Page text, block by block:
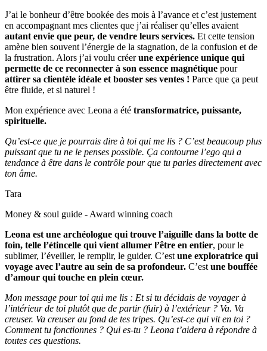
J’ai le bonheur d’être bookée des mois à l’avance et c’est justement
en accompagnant mes clientes que j’ai réaliser qu’elles avaient
autant envie que peur, de vendre leurs services. Et cette tension
amène bien souvent l’énergie de la stagnation, de la confusion et de
la frustration. Alors j’ai voulu créerune expérience unique qui
permette de ce reconnecter à son essence magnétique pour
attirer sa clientèle idéale et booster ses ventes ! Parce que ça peut
être fluide, et si naturel !
Mon expérience avec Leona a été transformatrice, puissante,
spirituelle.
Qu’est-ce que je pourrais dire à toi qui me lis ? C’est beaucoup plus
puissant que tu ne le penses possible. Ça contourne l’ego qui a
tendance à être dans le contrôle pour que tu parles directement avec
ton âme.
Tara
Money & soul guide - Award winning coach
Leona est une archéologue qui trouve l’aiguille dans la botte de
foin, telle l’étincelle qui vient allumer l’être en entier, pour le
sublimer, l’éveiller, le remplir, le guider. C’est une exploratrice qui
voyage avec l’autre au sein de sa profondeur. C’est une bouffée
d’amour qui touche en plein cœur.
Mon message pour toi qui me lis : Et si tu décidais de voyager à
l’intérieur de toi plutôt que de partir (fuir) à l’extérieur ? Va. Va
creuser. Va creuser au fond de tes tripes. Qu’est-ce qui vit en toi ?
Comment tu fonctionnes ? Qui es-tu ? Leona t’aidera à répondre à
toutes ces questions.